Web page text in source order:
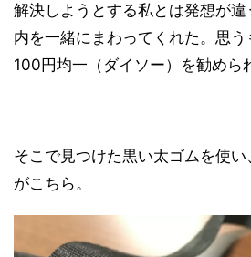
解決しようとする私とは発想が
内を一緒にまわってくれた。思
100円均一（ダイソー）を勧めら
そこで見つけた黒い太ゴムを使
がこちら。